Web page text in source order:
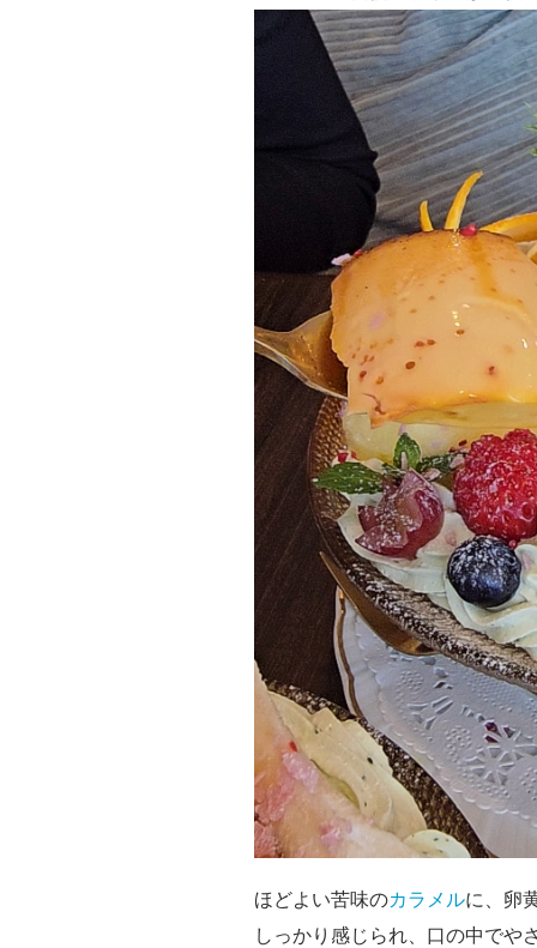
ほどよい苦味のカラメルに、卵
しっかり感じられ、口の中でや